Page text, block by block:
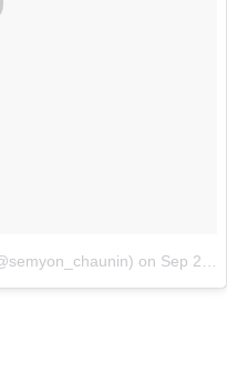
on Sep 25, 2016 at 7:16am PDT